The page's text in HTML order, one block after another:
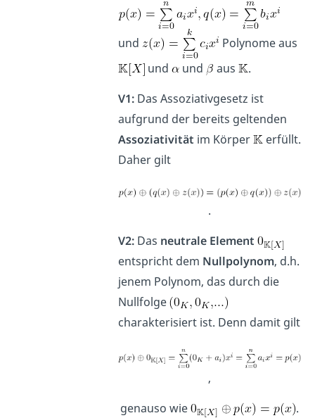
und
Polynome aus
und
und aus
.
V1: Das Assoziativgesetz ist
aufgrund der bereits geltenden
Assoziativität im Körper
erfüllt.
Daher gilt
.
V2: Das neutrale Element
entspricht dem Nullpolynom, d.h.
jenem Polynom, das durch die
Nullfolge
charakterisiert ist. Denn damit gilt
,
genauso wie
.